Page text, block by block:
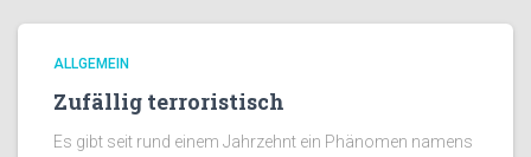
ALLGEMEIN
Zufällig terroristisch
Es gibt seit rund einem Jahrzehnt ein Phänomen namens